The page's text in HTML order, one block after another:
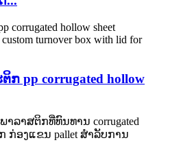
ກ pp corrugated hollow